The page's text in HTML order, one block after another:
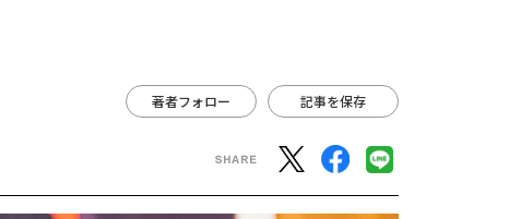
著者フォロー 記事を保存